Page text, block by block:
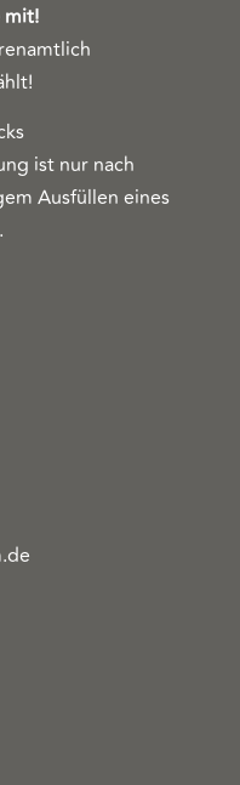
mit!
ist nur nach
Ausfüllen eines